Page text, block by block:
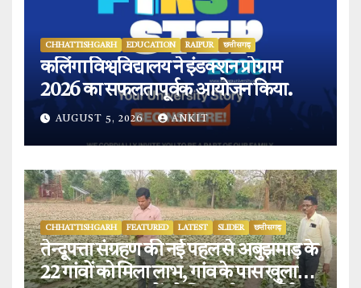
CHHATTISHGARH EDUCATION RAIPUR छत्तीसगढ़
कलिंगा विश्वविद्यालय ने इंडक्शन प्रोग्राम
2026 का सफलतापूर्वक आयोजन किया.
AUGUST 5, 2026 ANKIT
CHHATTISHGARH FEATURED LATEST SLIDER छत्तीसगढ़
तेन्दूपत्ता संग्रहण की नई पहल से अबुझमाड़ के
22 गांवों को मिला लाभ, गांव के पास खुला